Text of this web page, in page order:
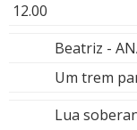
12.00
Beatriz -
Um trem
Lua